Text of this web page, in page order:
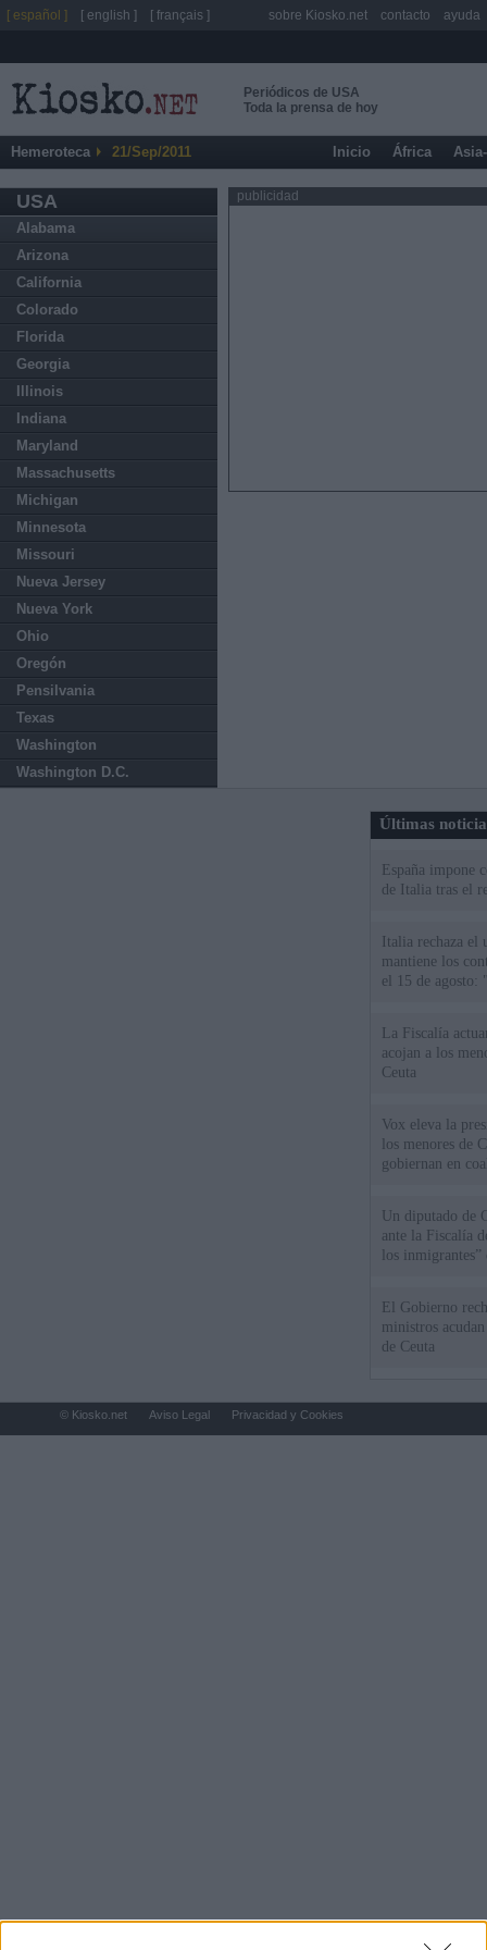
Periódicos de USA
Toda la prensa de hoy
Hemeroteca 21/Sep/2011 Inicio África
USA
Alabama
Arizona
California
Colorado
Florida
Georgia
Illinois
Indiana
Maryland
Massachusetts
Michigan
Minnesota
Missouri
Nueva Jersey
Nueva York
Ohio
Oregón
Pensilvania
Texas
Washington
Washington D.C.
publicidad
Últimas
España impone
de Italia tras el
Italia rechaza
mantiene los
el 15 de agosto:
La Fiscalía
acojan a los
Ceuta
Vox eleva la
los menores de
gobiernan en
Un diputado de
ante la Fiscalía
los inmigrantes”
El Gobierno
ministros
de Ceuta
[ español ] [ english ] [ français ] sobre Kiosko.net contacto ayuda
© Kiosko.net Aviso Legal Privacidad y Cookies